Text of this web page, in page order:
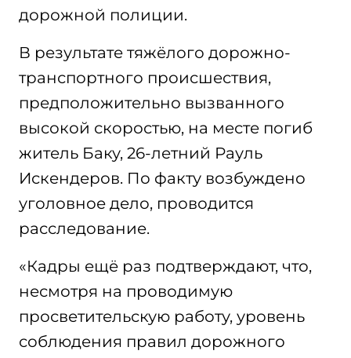
дорожной полиции.
В результате тяжёлого дорожно-
транспортного происшествия,
предположительно вызванного
высокой скоростью, на месте погиб
житель Баку, 26-летний Рауль
Искендеров. По факту возбуждено
уголовное дело, проводится
расследование.
«Кадры ещё раз подтверждают, что,
несмотря на проводимую
просветительскую работу, уровень
соблюдения правил дорожного